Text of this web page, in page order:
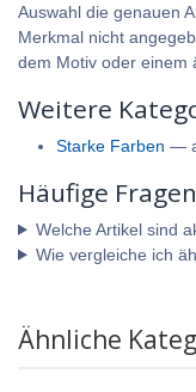
Auswahl die genauen
Merkmal nicht
dem Motiv oder einem
Weitere
Starke Farben —
Häufige Fragen
Welche Artikel sind
Wie vergleiche ich
Ähnliche